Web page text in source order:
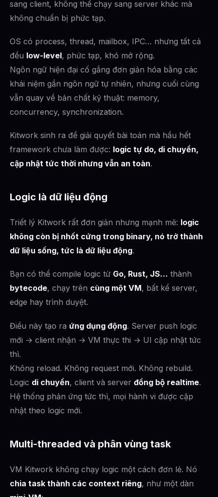
sang client, không thể chạy sang server khác mà
không chuẩn bị phức tạp.
OS có process, thread, mailbox, IPC… nhưng tất cả
đều low-level, phức tạp, khó mở rộng.
Ngôn ngữ hiện đại cố gắng đơn giản hóa bằng các
khái niệm gần ngôn ngữ tự nhiên, nhưng cuối cùng
vẫn quay về bản chất kỹ thuật: memory,
concurrency, synchronization.
Kitwork sinh ra để giải quyết bài toán mà hầu hết
framework chưa làm được: logic tự do, di chuyển,
cập nhật tức thời nhưng vẫn an toàn.
Logic là dữ liệu động
Triết lý Kitwork rất đơn giản nhưng mạnh mẽ: logic
không còn bị nhốt cứng trong binary, nó trở thành
dữ liệu sống, tức là dữ liệu động.
Bạn có thể compile logic từ Go, Rust, JS… thành
bytecode, chạy trên cùng một VM, bất kể server,
edge hay trình duyệt.
Điều này tạo ra ứng dụng động. Server push logic
mới → client nhận → VM thực thi → UI cập nhật tức
thì.
Không reload. Không request mới. Không rebuild.
Logic di chuyển, client và server đồng bộ realtime.
Hệ thống phản ứng tức thì, mọi hành vi được cập
nhật theo logic mới.
Multi-threaded và phân vùng task
VM Kitwork không chạy logic một cách đơn lẻ. Nó
chia task thành các context riêng, như một dàn